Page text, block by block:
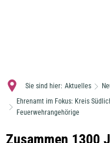
Sie sind hier: Aktuelles
Ehrenamt im Fokus: Kreis
Feuerwehrangehörige
Zusammen 1300